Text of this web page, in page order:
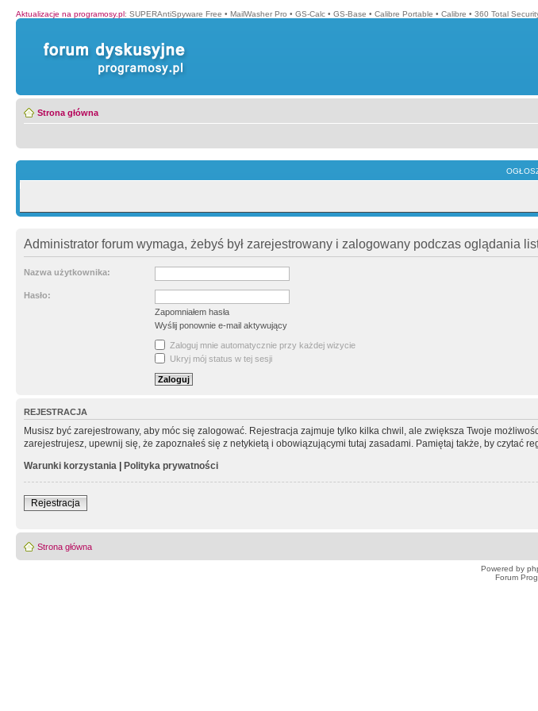
Aktualizacje na programosy.pl: SUPERAntiSpyware Free • MailWasher Pro • GS-Calc • GS-Base • Calibre Portable • Calibre • 360 Total
Strona główna
Administrator forum wymaga, żebyś był zarejestrowany i zalogowany podczas oglądania
Nazwa użytkownika:
Hasło:
Zapomniałem hasła
Wyślij ponownie e-mail aktywujący
Zaloguj mnie automatycznie przy każdej wizycie
Ukryj mój status w tej sesji
REJESTRACJA
Musisz być zarejestrowany, aby móc się zalogować. Rejestracja zajmuje tylko kilka chwil, ale zwiększa Twoje
zarejestrujesz, upewnij się, że zapoznałeś się z netykietą i obowiązującymi tutaj zasadami. Pamiętaj także, by czytać
Warunki korzystania | Polityka prywatności
Rejestracja
Strona główna
Powered by
Forum